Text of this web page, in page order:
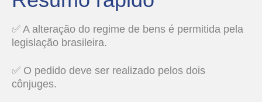
✅ A alteração do regime de bens é permitida pela
legislação brasileira.
✅ O pedido deve ser realizado pelos dois
cônjuges.